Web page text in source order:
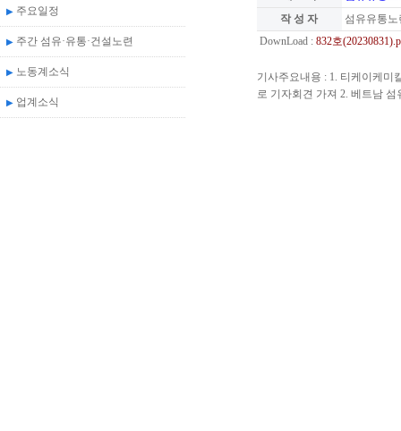
▶ 주요일정
▶ 주간 섬유·유통·건설노련
▶ 노동계소식
▶ 업계소식
작 성 자
섬유유통노
DownLoad : 832호
기사주요내용 : 1. 티케이케미
로 기자회견 가져 2. 베트남